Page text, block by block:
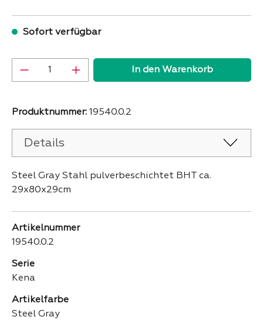
Sofort verfügbar
Produkt Anzahl: Gib den gewünschten
In den Warenkorb
Produktnummer: 19540.0.2
Details
Steel Gray Stahl pulverbeschichtet BHT ca.
29x80x29cm
Artikelnummer
19540.0.2
Serie
Kena
Artikelfarbe
Steel Gray